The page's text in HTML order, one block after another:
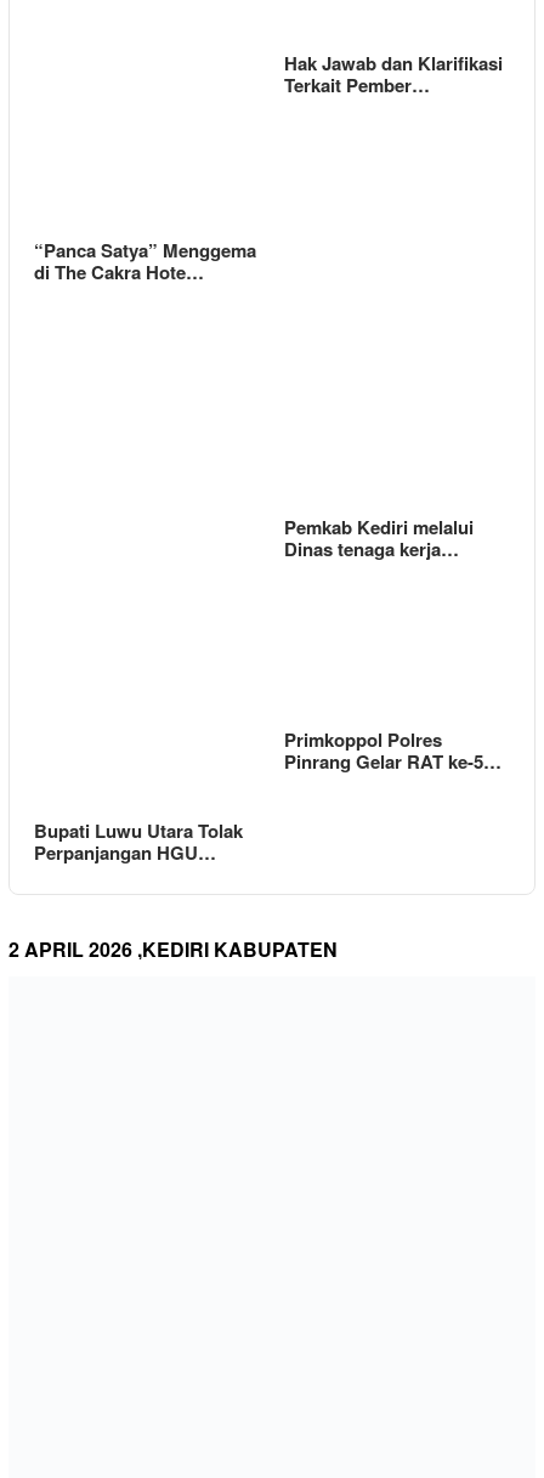
Hak Jawab dan Klarifikasi
Terkait Pember…
“Panca Satya” Menggema
di The Cakra Hote…
Pemkab Kediri melalui
Dinas tenaga kerja…
Bupati Luwu Utara Tolak
Perpanjangan HGU…
Primkoppol Polres
Pinrang Gelar RAT ke-5…
2 APRIL 2026 ,KEDIRI KABUPATEN